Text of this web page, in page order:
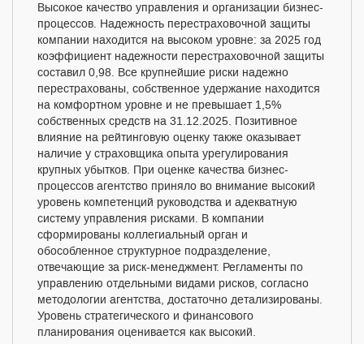
Высокое качество управления и организации бизнес-
процессов. Надежность перестраховочной защиты
компании находится на высоком уровне: за 2025 год
коэффициент надежности перестраховочной защиты
составил 0,98. Все крупнейшие риски надежно
перестрахованы, собственное удержание находится
на комфортном уровне и не превышает 1,5%
собственных средств на 31.12.2025. Позитивное
влияние на рейтинговую оценку также оказывает
наличие у страховщика опыта урегулирования
крупных убытков. При оценке качества бизнес-
процессов агентство приняло во внимание высокий
уровень компетенций руководства и адекватную
систему управления рисками. В компании
сформированы коллегиальный орган и
обособленное структурное подразделение,
отвечающие за риск-менеджмент. Регламенты по
управлению отдельными видами рисков, согласно
методологии агентства, достаточно детализированы.
Уровень стратегического и финансового
планирования оценивается как высокий.